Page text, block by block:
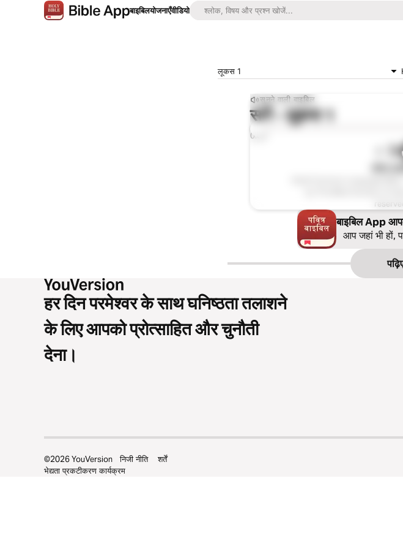
बाइबिलयोजनाएँवीडियो
लूकस 1
सुनने वाली बाइबिल
सुनें - लूकस 1
0:00
पवित्र
बाइबिल App
आप जहां भी हों,
हर दिन परमेश्वर के साथ घनिष्ठता तलाशने
के लिए आपको प्रोत्साहित और चुनौती
देना।
©2026YouVersion निजी नीति
शर्तें
भेद्यता प्रकटीकरण कार्यक्रम